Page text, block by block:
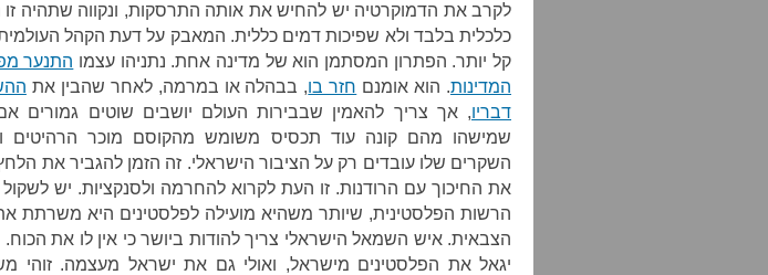
לקרב את הדמוקרטיה יש להחיש את אותה התרסקות, ונקווה שתהיה
כלכלית בלבד ולא שפיכות דמים כללית. המאבק על דעת הקהל העולמית
קל יותר. הפתרון המסתמן הוא של מדינה אחת. נתניהו עצמו התנער
המדינות. הוא אומנם חזר בו, בבהלה או במרמה, לאחר שהבין את
דבריו, אך צריך להאמין שבבירות העולם יושבים שוטים גמורים
שמישהו מהם קונה עוד תכסיס משומש מהקוסם מוכר הרהיטים
השקרים שלו עובדים רק על הציבור הישראלי. זה הזמן להגביר את
את החיכוך עם הרודנות. זו העת לקרוא להחרמה ולסנקציות. יש
הרשות הפלסטינית, שיותר משהיא מועילה לפלסטינים היא משרתת
הצבאית. איש השמאל הישראלי צריך להודות ביושר כי אין לו את
יגאל את הפלסטינים מישראל, ואולי גם את ישראל מעצמה. זוהי